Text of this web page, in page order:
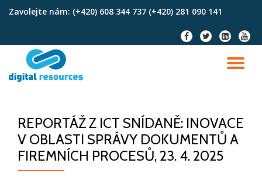
Zavolejte nám: (+420) 608 344 737 (+420) 281 090 141
fa-
facebook
fa-
twitter
fa-
linkedin-
square
fa-
REPORTÁŽ Z ICT SNÍDANĚ: INOVACE
V OBLASTI SPRÁVY DOKUMENTŮ A
FIREMNÍCH PROCESŮ, 23. 4. 2025